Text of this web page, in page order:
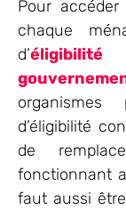
Pour
chaque
d’
d’éligibilité
de
fonctionnant
faut aussi